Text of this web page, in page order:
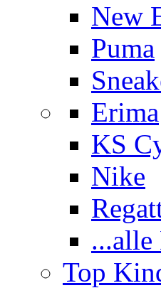
New
Puma
Erima
KS
Nike
...alle
Top